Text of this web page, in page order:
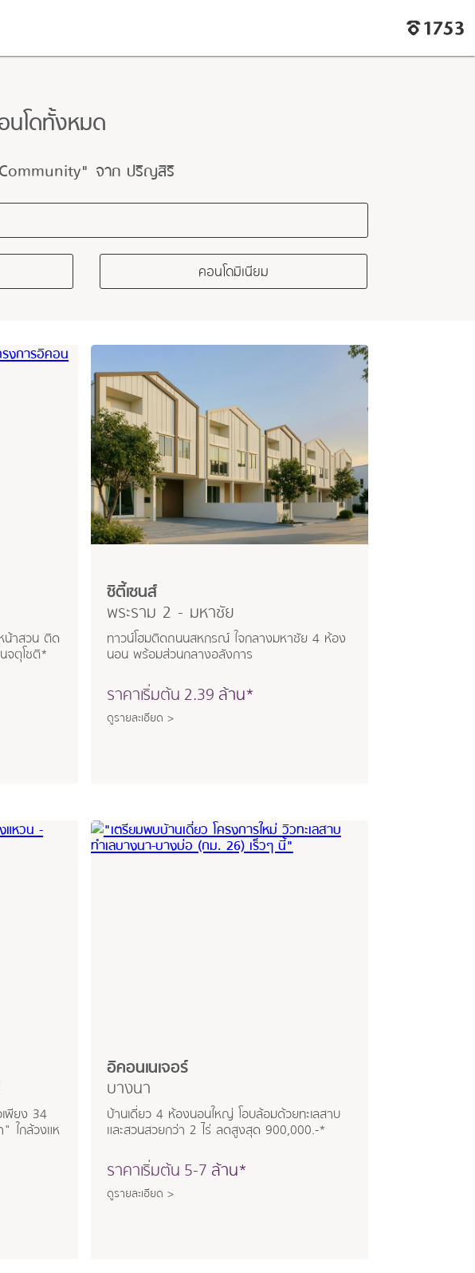
นโดทั้งหมด
Community" จาก ปริญสิริ
คอนโดมิเนียม
าสวน ติด
จตุโชติ*
ซิตี้เซนส์
พระราม 2 - มหาชัย
ทาวน์โฮมติดถนนสหกรณ์ ใจกลางมหาชัย 4 ห้อง
นอน พร้อมส่วนกลางอลังการ
ราคาเริ่มต้น 2.39 ล้าน*
ดูรายละเอียด >
พียง 34
ใกล้วงแห
อิคอนเนเจอร์
บางนา
บ้านเดี่ยว 4 ห้องนอนใหญ่ โอบล้อมด้วยทะเลสาบ
และสวนสวยกว่า 2 ไร่ ลดสูงสุด 900,000.-*
ราคาเริ่มต้น 5-7 ล้าน*
ดูรายละเอียด >